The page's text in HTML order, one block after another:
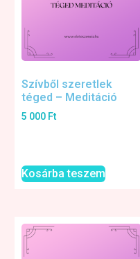
Szívből szeretlek
téged – Meditáció
5 000 Ft
Kosárba teszem